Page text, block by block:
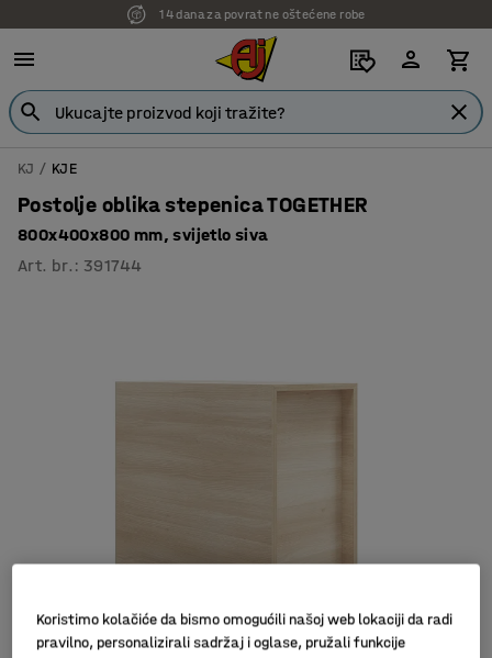
7 godina garancije
KJ KJE
Postolje oblika stepenica TOGETHER
800x400x800 mm, svijetlo siva
Art. br. : 391744
Koristimo kolačiće da bismo omogućili našoj web lokaciji da radi
pravilno, personalizirali sadržaj i oglase, pružali funkcije